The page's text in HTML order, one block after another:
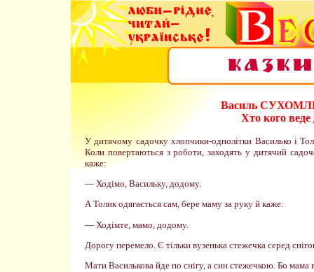
Василь
Хто кого веде
У дитячому садочку хлопчики-однолітки Василько і
Коли повертаються з роботи, заходять у дитячий
каже:
— Ходімо, Васильку, додому.
А Толик одягається сам, бере маму за руку й каже:
— Ходімте, мамо, додому.
Дорогу перемело. Є тільки вузенька стежечка серед
Мати Василькова йде по снігу, а син стежечкою. Бо мама